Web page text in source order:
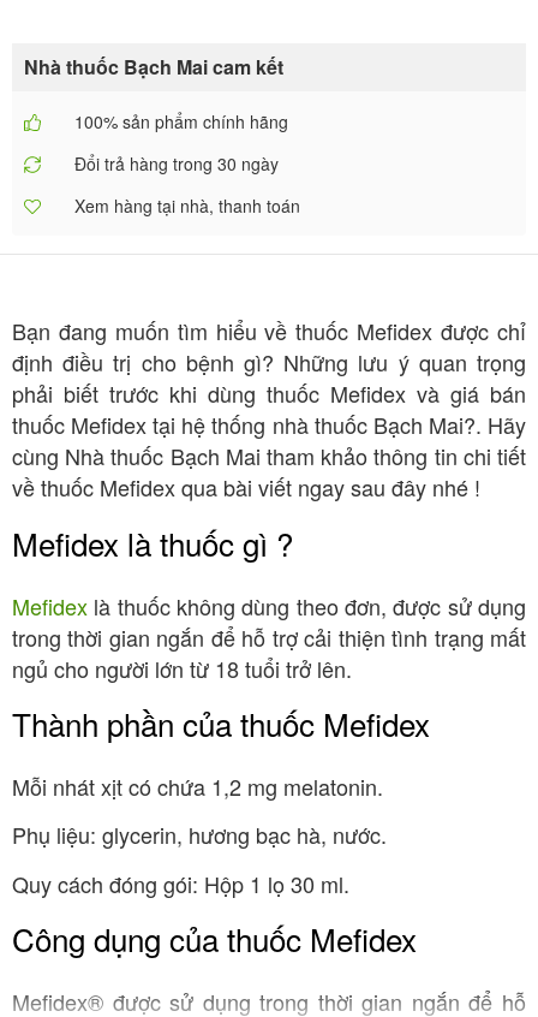
Nhà thuốc Bạch Mai cam kết
100% sản phẩm chính hãng
Đổi trả hàng trong 30 ngày
Xem hàng tại nhà, thanh toán
Bạn đang muốn tìm hiểu về thuốc Mefidex được chỉ
định điều trị cho bệnh gì? Những lưu ý quan trọng
phải biết trước khi dùng thuốc Mefidex và giá bán
thuốc Mefidex tại hệ thống nhà thuốc Bạch Mai?. Hãy
cùng Nhà thuốc Bạch Mai tham khảo thông tin chi tiết
về thuốc Mefidex qua bài viết ngay sau đây nhé !
Mefidex là thuốc gì ?
Mefidex là thuốc không dùng theo đơn, được sử dụng
trong thời gian ngắn để hỗ trợ cải thiện tình trạng mất
ngủ cho người lớn từ 18 tuổi trở lên.
Thành phần của thuốc Mefidex
Mỗi nhát xịt có chứa 1,2 mg melatonin.
Phụ liệu: glycerin, hương bạc hà, nước.
Quy cách đóng gói: Hộp 1 lọ 30 ml.
Công dụng của thuốc Mefidex
Mefidex® được sử dụng trong thời gian ngắn để hỗ